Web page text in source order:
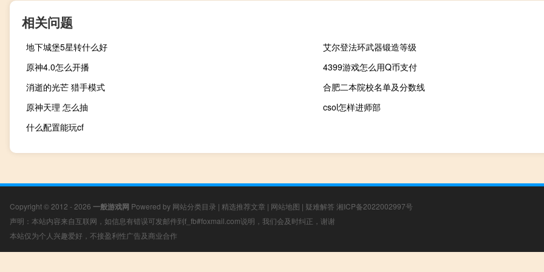
相关问题
地下城堡5星转什么好
艾尔登法环武器锻造等级
原神4.0怎么开播
4399游戏怎么用Q币支付
消逝的光芒 猎手模式
合肥二本院校名单及分数线
原神天理 怎么抽
csol怎样进师部
什么配置能玩cf
Copyright © 2012 - 2026 一般游戏网 Powered by 网站分类目录 | 精选推荐文章 | 网站地图 | 疑难解答 湘ICP备2022002997号
声明：本站内容来自互联网，如信息有错误可发邮件到f_fb#foxmail.com说明，我们会及时纠正，谢谢
本站仅为个人兴趣爱好，不接盈利性广告及商业合作